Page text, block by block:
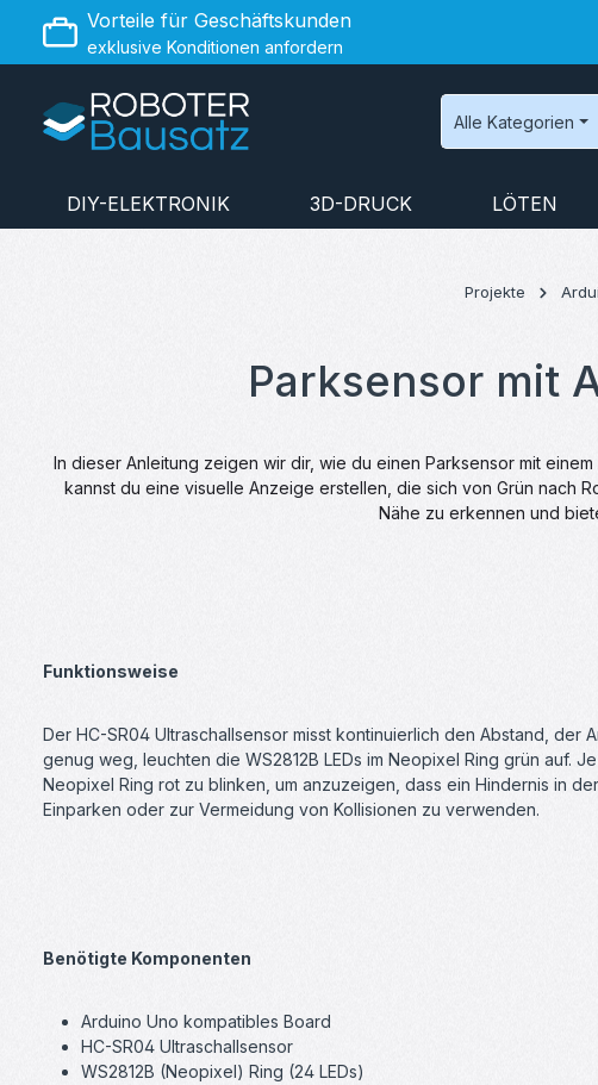
Hauptinhalt springen
Zur Suche springen
Zur Hauptnavigation springen
Vorteile für Geschäftskunden
exklusive Konditionen anfordern
Alle Kategorien
DIY-ELEKTRONIK 3D-DRUCK LÖTEN
Projekte
Parksensor mit
In dieser Anleitung zeigen wir dir, wie du einen Parksensor mit einem
kannst du eine visuelle Anzeige erstellen, die sich von Grün nach
Nähe zu erkennen und
Funktionsweise
Der HC-SR04 Ultraschallsensor misst kontinuierlich den Abstand,
genug weg, leuchten die WS2812B LEDs im Neopixel Ring grün auf.
Neopixel Ring rot zu blinken, um anzuzeigen, dass ein Hindernis in
Einparken oder zur Vermeidung von Kollisionen zu verwenden.
Benötigte Komponenten
Arduino Uno kompatibles Board
HC-SR04 Ultraschallsensor
WS2812B (Neopixel) Ring (24 LEDs)